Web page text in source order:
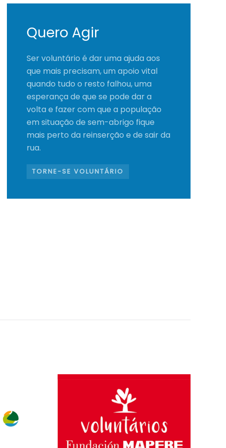
Quero Agir
Ser voluntário é dar uma ajuda aos
que mais precisam, um apoio vital
quando tudo o resto falhou, uma
esperança de que se pode dar a
volta e fazer com que a população
em situação de sem-abrigo fique
mais perto da reinserção e de sair da
rua.
TORNE-SE VOLUNTÁRIO